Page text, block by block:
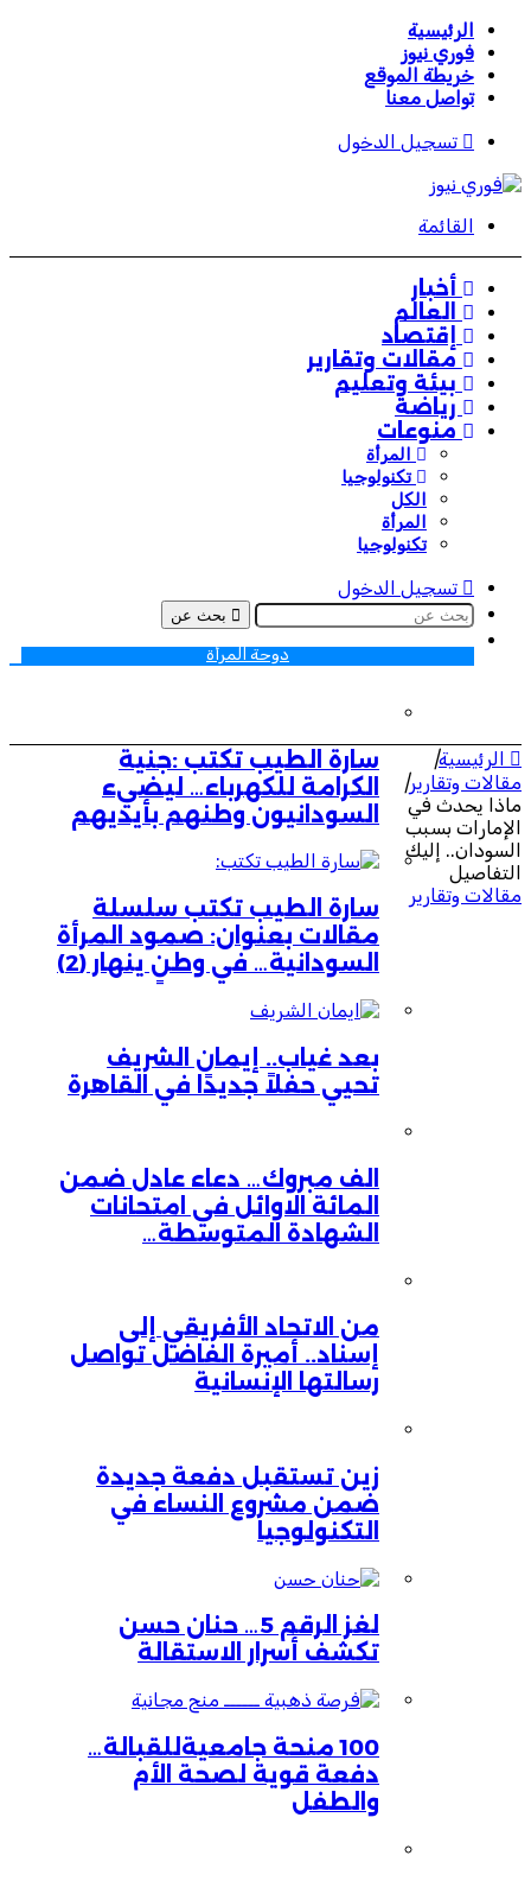
الرئيسية
فوري نيوز
خريطة الموقع
تواصل معنا
تسجيل الدخول
القائمة
أخبار
العالم
إقتصاد
مقالات وتقارير
بيئة وتعليم
رياضة
منوعات
المرأة
تكنولوجيا
الكل
المرأة
تكنولوجيا
تسجيل الدخول
بحث عن
دوحة المرأة
سارة الطيب تكتب :جنية
الكرامة للكهرباء… ليضيء
السودانيون وطنهم بأيديهم
سارة الطيب تكتب سلسلة
مقالات بعنوان: صمود المرأة
السودانية… في وطنٍ ينهار (2)
بعد غياب.. إيمان الشريف
تحيي حفلاً جديدًا في القاهرة
الف مبروك… دعاء عادل ضمن
المائة الاوائل في امتحانات
الشهادة المتوسطة…
من الاتحاد الأفريقي إلى
إسناد.. أميرة الفاضل تواصل
رسالتها الإنسانية
زين تستقبل دفعة جديدة
ضمن مشروع النساء في
التكنولوجيا
لغز الرقم 5… حنان حسن
تكشف أسرار الاستقالة
100 منحة جامعيةللقبالة…
دفعة قوية لصحة الأم
والطفل
الرئيسية|
وتقارير
يحدث في
بسبب
إليك
وتقارير